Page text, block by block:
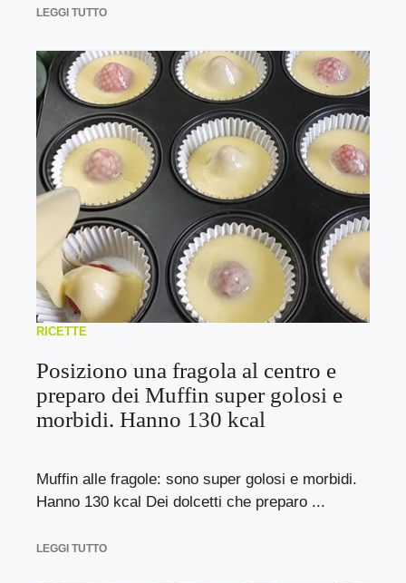
LEGGI TUTTO
RICETTE
Posiziono una fragola al centro e
preparo dei Muffin super golosi e
morbidi. Hanno 130 kcal
Muffin alle fragole: sono super golosi e morbidi.
Hanno 130 kcal Dei dolcetti che preparo ...
LEGGI TUTTO